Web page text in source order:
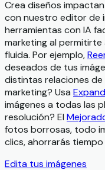
Crea diseños
con nuestro editor de
herramientas con IA
marketing al
fluida. Por ejemplo,
deseados de tus
distintas relaciones
marketing? Usa
imágenes a todas las
resolución? El
fotos borrosas, todo
clics, ahorrarás
Edita tus imágenes